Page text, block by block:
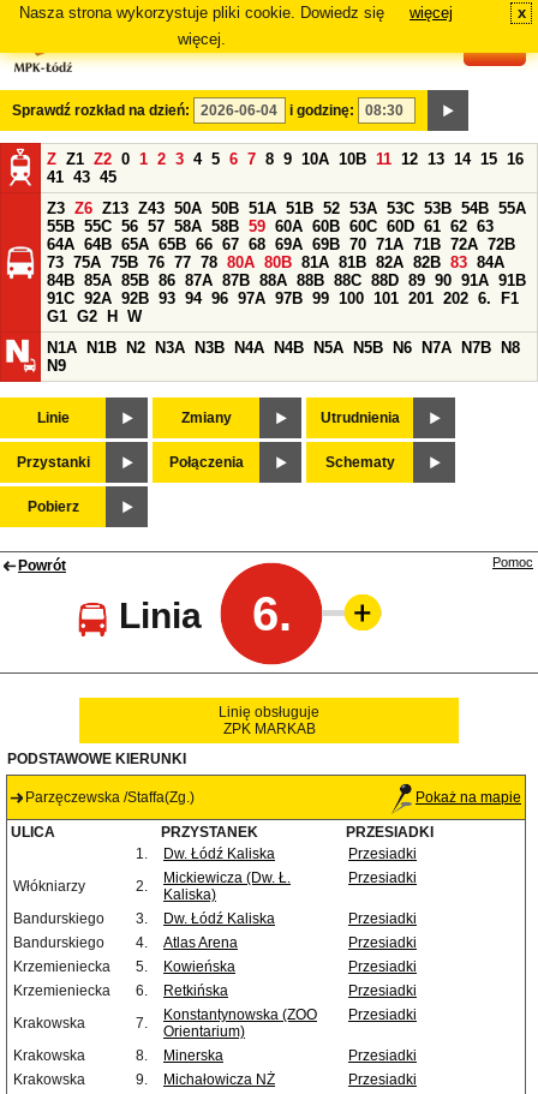
Nasza strona wykorzystuje pliki cookie. Dowiedz się
więcej.
więcej x
Sprawdź rozkład na dzień: i godzinę:
Z Z1 Z2 0 1 2 3 4 5 6 7 8 9 10A 10B 11 12 13 14 15 16
41 43 45
Z3 Z6 Z13 Z43 50A 50B 51A 51B 52 53A 53C 53B 54B 55A
55B 55C 56 57 58A 58B 59 60A 60B 60C 60D 61 62 63
64A 64B 65A 65B 66 67 68 69A 69B 70 71A 71B 72A 72B
73 75A 75B 76 77 78 80A 80B 81A 81B 82A 82B 83 84A
84B 85A 85B 86 87A 87B 88A 88B 88C 88D 89 90 91A 91B
91C 92A 92B 93 94 96 97A 97B 99 100 101 201 202 6.
F1
G1 G2 H
W
N1A
N1B N2 N3A N3B N4A N4B N5A N5B N6 N7A N7B
N8
N9
Linie Zmiany Utrudnienia
Przystanki Połączenia Schematy
Pobierz
Powrót
Linia 6.
Pomoc
Linię obsługuje
ZPK MARKAB
PODSTAWOWE KIERUNKI
Parzęczewska /Staffa(Zg.) Pokaż na mapie
ULICA PRZYSTANEK
PRZESIADKI
1.
Dw. Łódź Kaliska
Przesiadki
Włókniarzy
2.
Mickiewicza (Dw. Ł.
Kaliska)
Przesiadki
Bandurskiego 3. Dw. Łódź Kaliska
Przesiadki
Bandurskiego
4. Atlas Arena
Przesiadki
Krzemieniecka
5. Kowieńska
Przesiadki
Krzemieniecka
6. Retkińska
Przesiadki
Krakowska
7.
Konstantynowska (ZOO
Orientarium)
Przesiadki
Krakowska 8. Minerska
Przesiadki
Krakowska
9. Michałowicza NŻ
Przesiadki